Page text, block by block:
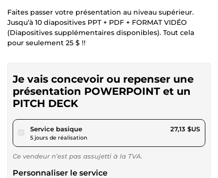
Faites passer votre présentation au niveau supérieur.
Jusqu’à 10 diapositives PPT + PDF + FORMAT VIDÉO
(Diapositives supplémentaires disponibles). Tout cela
pour seulement 25 $ !!
Je vais concevoir ou repenser une
présentation POWERPOINT et un
PITCH DECK
Service basiquepour 25,00 $US
5 jours de réalisation
27,13 $US
Ce vendeur n’est pas assujetti à la TVA.
Personnaliser le service